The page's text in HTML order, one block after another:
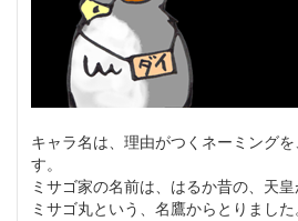
キャラ名は、理由がつくネーミング
す。
ミサゴ家の名前は、はるか昔の、天皇
ミサゴ丸という、名鷹からとりました